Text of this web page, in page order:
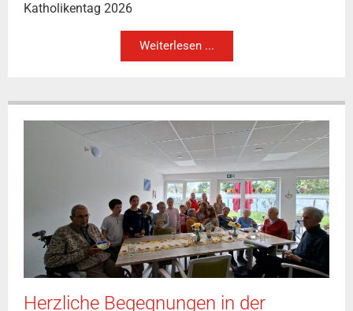
Katholikentag 2026
Weiterlesen ...
Herzliche Begegnungen in der